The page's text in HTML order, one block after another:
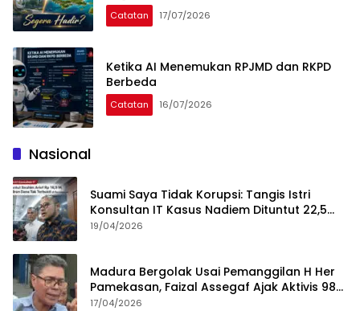
Catatan 17/07/2026
Ketika AI Menemukan RPJMD dan RKPD
Berbeda
Catatan 16/07/2026
Nasional
Suami Saya Tidak Korupsi: Tangis Istri
Konsultan IT Kasus Nadiem Dituntut 22,5
Tahun
19/04/2026
Madura Bergolak Usai Pemanggilan H Her
Pamekasan, Faizal Assegaf Ajak Aktivis 98
Bongkar Permainan KPK
17/04/2026